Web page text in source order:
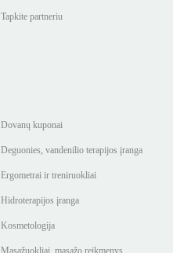
Tapkite partneriu
Dovanų kuponai
Deguonies, vandenilio terapijos įranga
Ergometrai ir treniruokliai
Hidroterapijos įranga
Kosmetologija
Masažuokliai, masažo reikmenys